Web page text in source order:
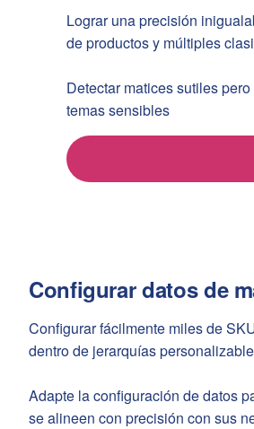
Lograr una precisión
de productos y múltiples
Detectar matices sutiles
temas sensibles
Configurar datos de
Configurar fácilmente miles de
dentro de jerarquías
Adapte la configuración de datos
se alineen con precisión con sus